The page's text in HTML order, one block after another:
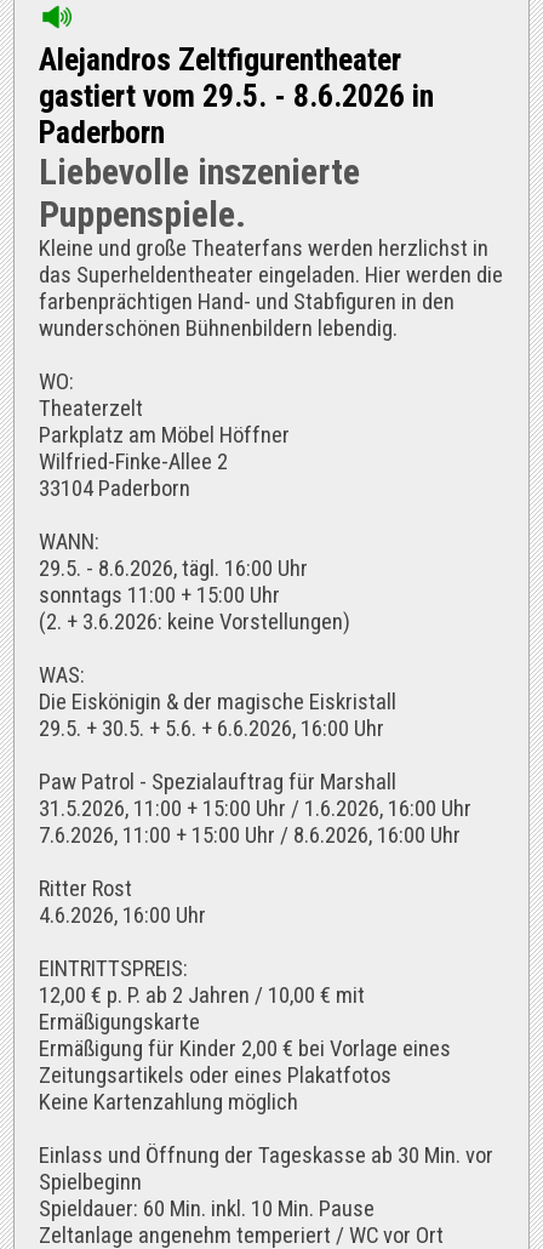
Alejandros Zeltfigurentheater
gastiert vom 29.5. - 8.6.2026 in
Paderborn
Liebevolle inszenierte
Puppenspiele.
Kleine und große Theaterfans werden herzlichst in
das Superheldentheater eingeladen. Hier werden die
farbenprächtigen Hand- und Stabfiguren in den
wunderschönen Bühnenbildern lebendig.
WO:
Theaterzelt
Parkplatz am Möbel Höffner
Wilfried-Finke-Allee 2
33104 Paderborn
WANN:
29.5. - 8.6.2026, tägl. 16:00 Uhr
sonntags 11:00 + 15:00 Uhr
(2. + 3.6.2026: keine Vorstellungen)
WAS:
Die Eiskönigin & der magische Eiskristall
29.5. + 30.5. + 5.6. + 6.6.2026, 16:00 Uhr
Paw Patrol - Spezialauftrag für Marshall
31.5.2026, 11:00 + 15:00 Uhr / 1.6.2026, 16:00 Uhr
7.6.2026, 11:00 + 15:00 Uhr / 8.6.2026, 16:00 Uhr
Ritter Rost
4.6.2026, 16:00 Uhr
EINTRITTSPREIS:
12,00 € p. P. ab 2 Jahren / 10,00 € mit
Ermäßigungskarte
Ermäßigung für Kinder 2,00 € bei Vorlage eines
Zeitungsartikels oder eines Plakatfotos
Keine Kartenzahlung möglich
Einlass und Öffnung der Tageskasse ab 30 Min. vor
Spielbeginn
Spieldauer: 60 Min. inkl. 10 Min. Pause
Zeltanlage angenehm temperiert / WC vor Ort